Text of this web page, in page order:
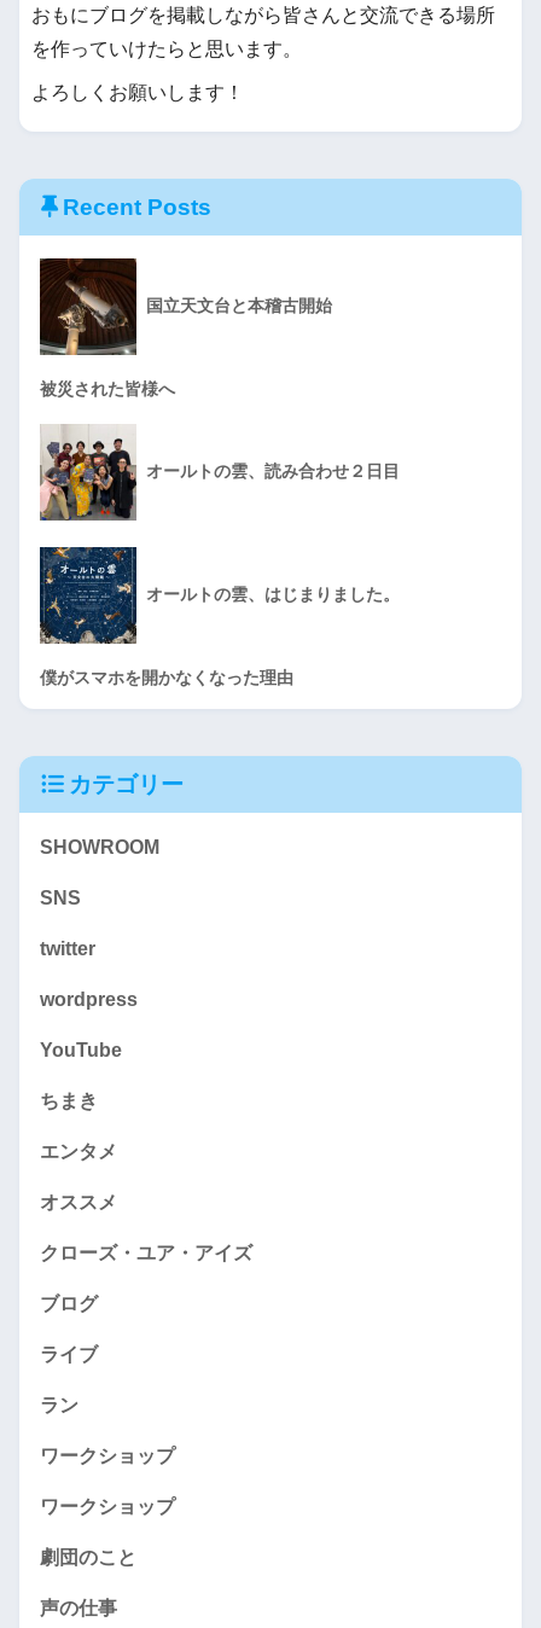
おもにブログを掲載しながら皆さんと交流できる場所
を作っていけたらと思います。
よろしくお願いします！
Recent Posts
国立天文台と本稽古開始
被災された皆様へ
オールトの雲、読み合わせ２日目
オールトの雲、はじまりました。
僕がスマホを開かなくなった理由
カテゴリー
SHOWROOM
SNS
twitter
wordpress
YouTube
ちまき
エンタメ
オススメ
クローズ・ユア・アイズ
ブログ
ライブ
ラン
ワークショップ
ワークショップ
劇団のこと
声の仕事